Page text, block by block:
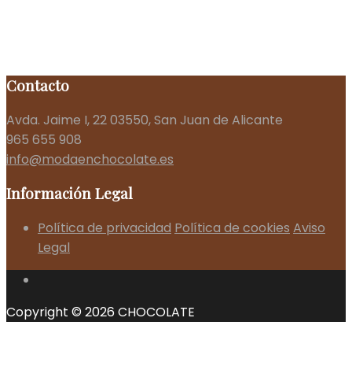
Contacto
Avda. Jaime I, 22 03550, San Juan de Alicante
965 655 908
info@modaenchocolate.es
Información Legal
Política de privacidad Política de cookies Aviso
Legal
Copyright © 2026 CHOCOLATE